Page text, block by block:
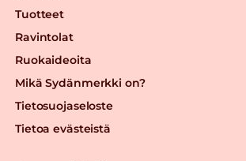
Tuotteet
Ravintolat
Ruokaideoita
Mikä Sydänmerkki on?
Tietosuojaseloste
Tietoa evästeistä